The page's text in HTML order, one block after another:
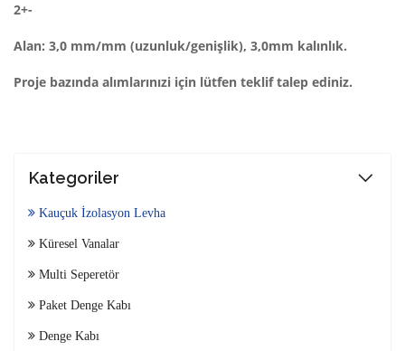
2+-
Alan: 3,0 mm/mm (uzunluk/genişlik), 3,0mm kalınlık.
Proje bazında alımlarınızi için lütfen teklif talep ediniz.
Kategoriler
Kauçuk İzolasyon Levha
Küresel Vanalar
Multi Seperetör
Paket Denge Kabı
Denge Kabı